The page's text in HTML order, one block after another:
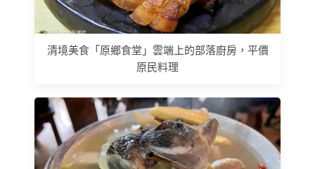
清境美食「原鄉食堂」雲端上的部落廚房，平價
原民料理